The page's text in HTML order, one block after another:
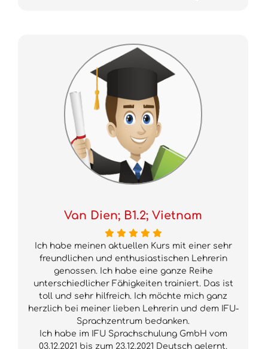
Van Dien; B1.2; Vietnam
Ich habe meinen aktuellen Kurs mit einer sehr
freundlichen und enthusiastischen Lehrerin
genossen. Ich habe eine ganze Reihe
unterschiedlicher Fähigkeiten trainiert. Das ist
toll und sehr hilfreich. Ich möchte mich ganz
herzlich bei meiner lieben Lehrerin und dem IFU-
Sprachzentrum bedanken.
Ich habe im IFU Sprachschulung GmbH vom
03.12.2021 bis zum 23.12.2021 Deutsch gelernt.